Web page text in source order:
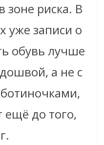
зоне риска. В
уже записи о
обувь лучше
а не с
ещё до того,